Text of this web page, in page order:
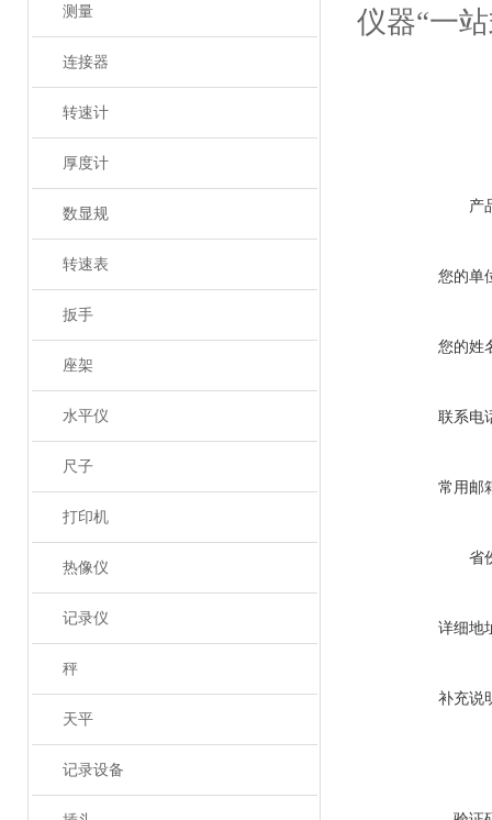
测量
连接器
转速计
厚度计
数显规
转速表
扳手
座架
水平仪
尺子
打印机
热像仪
记录仪
秤
天平
记录设备
仪器“一
产
您的单
您的姓
联系电
常用邮
省
详细地
补充说